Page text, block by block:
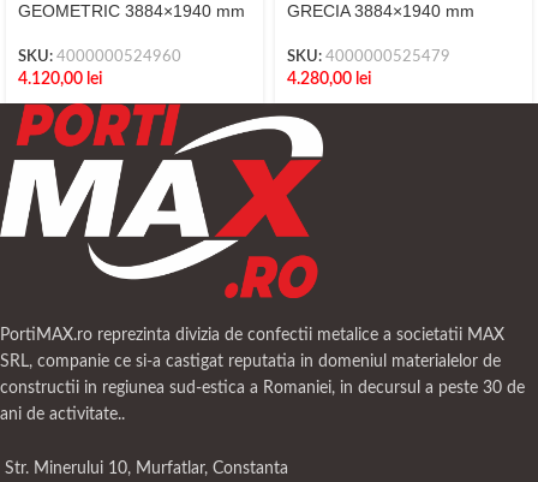
GEOMETRIC 3884×1940 mm
SKU: 4000000524960
4.120,00 lei
GRECIA 3884×1940 mm
SKU: 4000000525479
4.280,00 lei
PortiMAX.ro reprezinta divizia de confectii metalice a societatii MAX
SRL, companie ce si-a castigat reputatia in domeniul materialelor de
constructii in regiunea sud-estica a Romaniei, in decursul a peste 30 de
ani de activitate..
Str. Minerului 10, Murfatlar, Constanta